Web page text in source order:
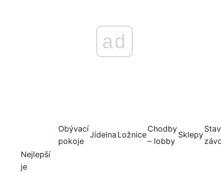
ad
Obývací
pokoje
Jídelna Ložnice
Chodby
– lobby
Sklepy
Nejlepší
je